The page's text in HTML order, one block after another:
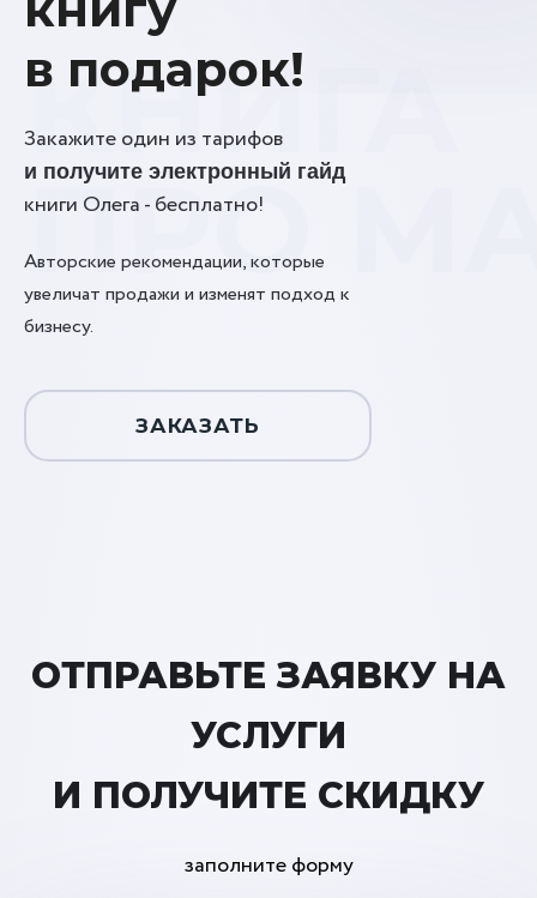
в подарок!
Закажите один из тарифов
и получите электронный гайд
книги Олега - бесплатно!
Авторские рекомендации, которые
увеличат продажи и изменят подход к
бизнесу.
ЗАКАЗАТЬ
КНИГА
ПРО
ОТПРАВЬТЕ ЗАЯВКУ НА
УСЛУГИ
И ПОЛУЧИТЕ СКИДКУ
заполните форму